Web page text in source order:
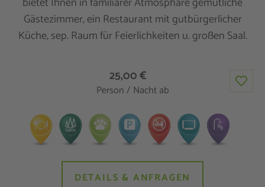
Gästezimmer, ein Restaurant mit gutbürgerlicher
Küche, sep. Raum für Feierlichkeiten u. großen Saal.
25,00 €
Person / Nacht ab
DETAILS & ANFRAGEN